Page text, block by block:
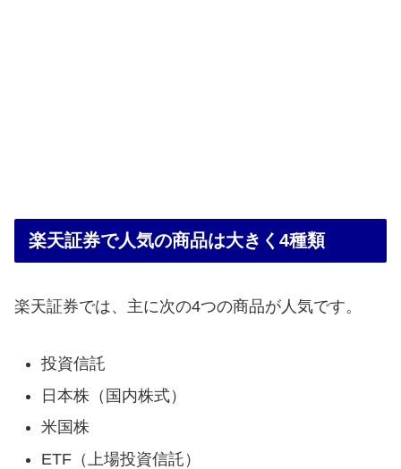
楽天証券で人気の商品は大きく4種類
楽天証券では、主に次の4つの商品が人気です。
投資信託
日本株（国内株式）
米国株
ETF（上場投資信託）